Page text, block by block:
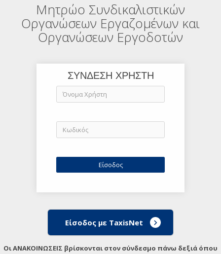
Μητρώο Συνδικαλιστικών
Οργανώσεων Εργαζομένων και
Οργανώσεων Εργοδοτών
ΣΥΝΔΕΣΗ ΧΡΗΣΤΗ
Είσοδος με TaxisNet
Οι ΑΝΑΚΟΙΝΩΣΕΙΣ βρίσκονται στον σύνδεσμο πάνω δεξιά όπου